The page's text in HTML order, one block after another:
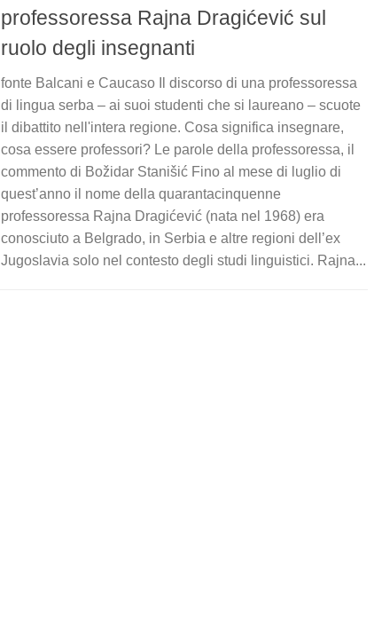
professoressa Rajna Dragićević sul
ruolo degli insegnanti
fonte Balcani e Caucaso Il discorso di una professoressa
di lingua serba – ai suoi studenti che si laureano – scuote
il dibattito nell'intera regione. Cosa significa insegnare,
cosa essere professori? Le parole della professoressa, il
commento di Božidar Stanišić Fino al mese di luglio di
quest’anno il nome della quarantacinquenne
professoressa Rajna Dragićević (nata nel 1968) era
conosciuto a Belgrado, in Serbia e altre regioni dell’ex
Jugoslavia solo nel contesto degli studi linguistici. Rajna...